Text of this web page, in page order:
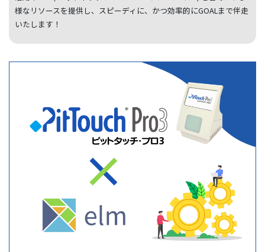
様なリソースを提供し、スピーディに、かつ効率的にGOALまで伴走
いたします！